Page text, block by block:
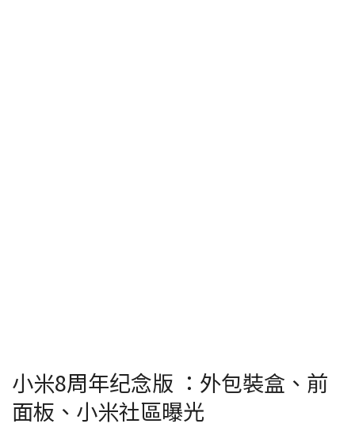
小米8周年纪念版 ：外包裝盒、前
面板、小米社區曝光